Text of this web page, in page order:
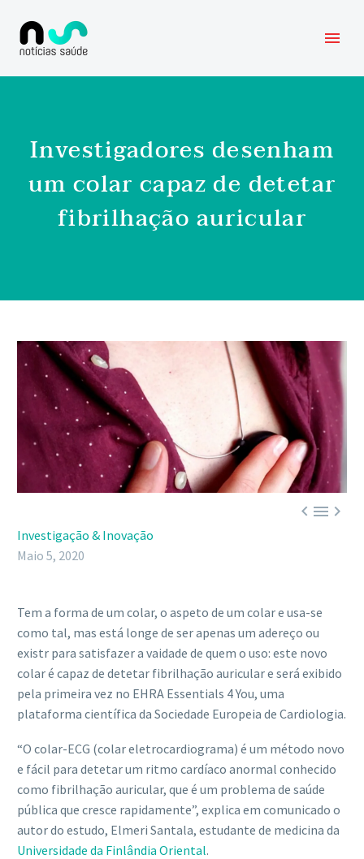
Investigadores desenham
um colar capaz de detetar
fibrilhação auricular

Investigação & Inovação
Maio 5, 2020
Tem a forma de um colar, o aspeto de um colar e usa-se
como tal, mas está longe de ser apenas um adereço ou
existr para satisfazer a vaidade de quem o uso: este novo
colar é capaz de detetar fibrilhação auricular e será exibido
pela primeira vez no EHRA Essentials 4 You, uma
plataforma científica da Sociedade Europeia de Cardiologia.
“O colar-ECG (colar eletrocardiograma) é um método novo
e fácil para detetar um ritmo cardíaco anormal conhecido
como fibrilhação auricular, que é um problema de saúde
pública que cresce rapidamente”, explica em comunicado o
autor do estudo, Elmeri Santala, estudante de medicina da
Universidade da Finlândia Oriental.